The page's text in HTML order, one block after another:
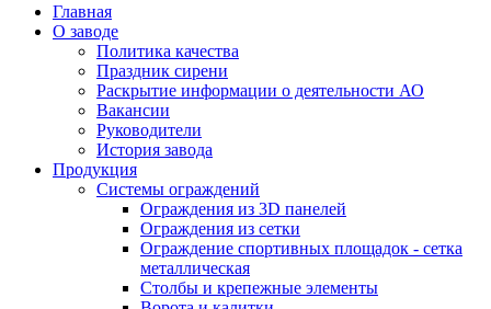
Главная
О заводе
Политика качества
Праздник сирени
Раскрытие информации о деятельности АО
Вакансии
Руководители
История завода
Продукция
Системы ограждений
Ограждения из 3D панелей
Ограждения из сетки
Ограждение спортивных площадок - сетка
металлическая
Столбы и крепежные элементы